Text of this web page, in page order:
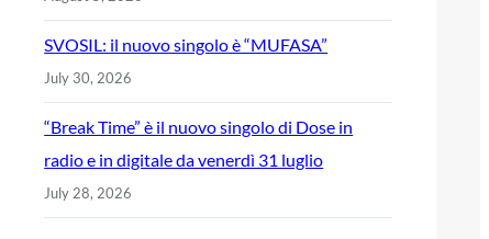
SVOSIL: il nuovo singolo è “MUFASA”
July 30, 2026
“Break Time” è il nuovo singolo di Dose in
radio e in digitale da venerdì 31 luglio
July 28, 2026